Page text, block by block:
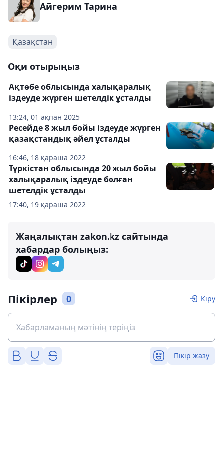
Айгерим Тарина
Қазақстан
Оқи отырыңыз
13:24, 01 ақпан 2025
Ақтөбе облысында халықаралық
іздеуде жүрген шетелдік ұсталды
16:46, 18 қараша 2022
Ресейде 8 жыл бойы іздеуде жүрген
қазақстандық әйел ұсталды
17:40, 19 қараша 2022
Түркістан облысында 20 жыл бойы
халықаралық іздеуде болған
шетелдік ұсталды
Жаңалықтан zakon.kz сайтында
хабардар болыңыз:
Пікірлер 0 Кіру
Пікір жазу